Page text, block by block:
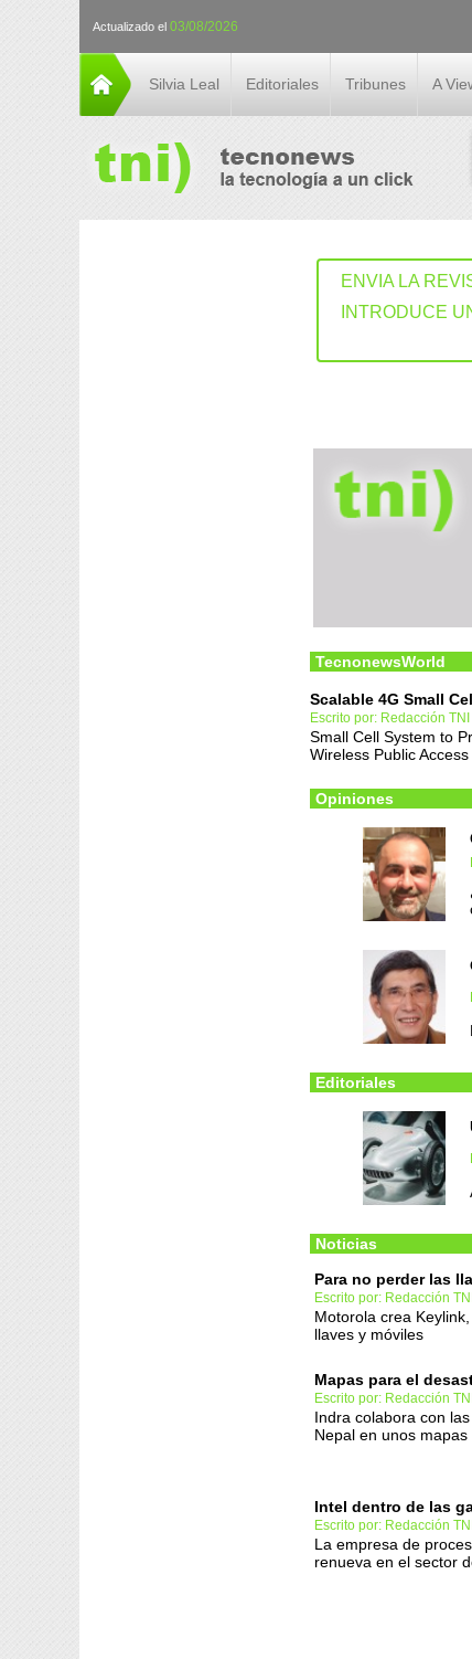
Actualizado el 03/08/2026
Silvia Leal Editoriales Tribunes A
ENVIA LA
INTRODUCE
TecnonewsWorld
Scalable 4G Small
Escrito por: Redacción TNI
Small Cell System to
Wireless Public
Opiniones
Editoriales
Noticias
Para no perder las
Escrito por: Redacción TNI
Motorola crea
llaves y móviles
Mapas para el
Escrito por: Redacción TNI
Indra colabora con
Nepal en unos
Intel dentro de las
Escrito por: Redacción TNI
La empresa de
renueva en el sector